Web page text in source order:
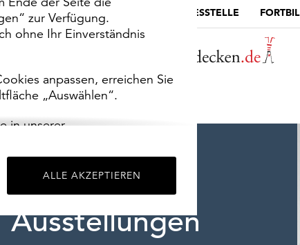
zur Verfügung.
ohne Ihr Einverständnis
anpassen, erreichen Sie
„Auswählen“.
in unserer
ALLE AKZEPTIEREN
MUSEUMSPORTAL DIE LANDESSTELLE
Ausstellungen